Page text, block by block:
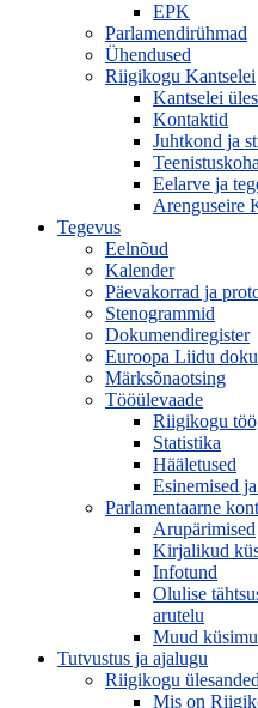
EPK
Parlamendirühmad
Ühendused
Riigikogu Kantselei
Kantselei
Kontaktid
Juhtkond ja
Eelarve ja
Arenguseire
Tegevus
Eelnõud
Kalender
Päevakorrad ja
Stenogrammid
Dokumendiregister
Euroopa Liidu
Märksõnaotsing
Tööülevaade
Riigikogu
Statistika
Hääletused
Esinemised
Parlamentaarne
Arupärimised
Kirjalikud
Infotund
Olulise
arutelu
Muud
Tutvustus ja ajalugu
Riigikogu
Mis on